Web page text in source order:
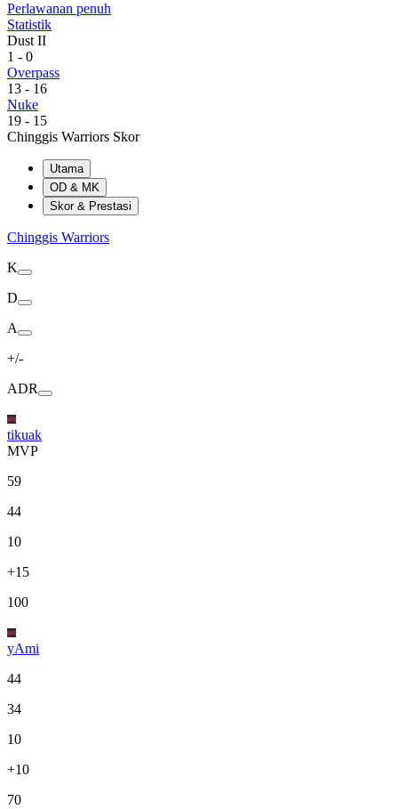
Perlawanan penuh
Statistik
Dust II
1 - 0
Overpass
13 - 16
Nuke
19 - 15
Chinggis Warriors Skor
Utama
OD & MK
Skor & Prestasi
Chinggis Warriors
K
D
A
+/-
ADR
tikuak
MVP
59
44
10
+15
100
yAmi
44
34
10
+10
70